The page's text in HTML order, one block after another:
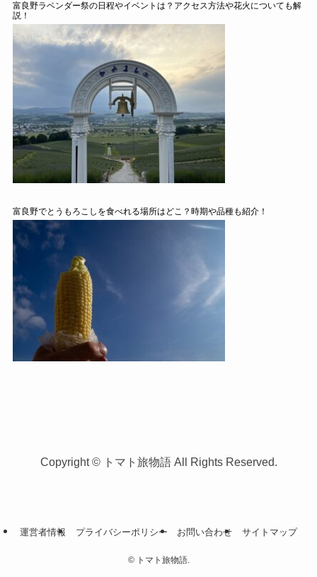
富良野ラベンダー祭の日程やイベントは？アクセス方法や花火についても解
説！
富良野でとうもろこしを食べれる場所はどこ？時期や品種も紹介！
Copyright © トマト旅物語 All Rights Reserved.
運営者情報 プライバシーポリシー お問い合わせ サイトマップ
©トマト旅物語.